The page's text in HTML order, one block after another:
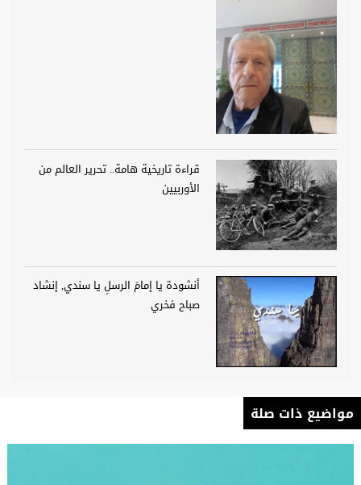
قراءة تاريخية هامة.. تحرير العالم من
الأوربيين
أنشودة يا إمامَ الرسلِ يا سندي, إنشاد
صباح فخري
مواضيع ذات صلة